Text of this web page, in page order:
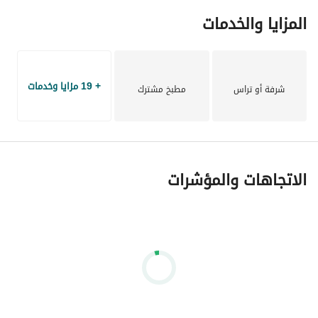
المزايا والخدمات
شرفة أو تراس مطبخ مشترك + 19 مزايا وخدمات
الاتجاهات والمؤشرات